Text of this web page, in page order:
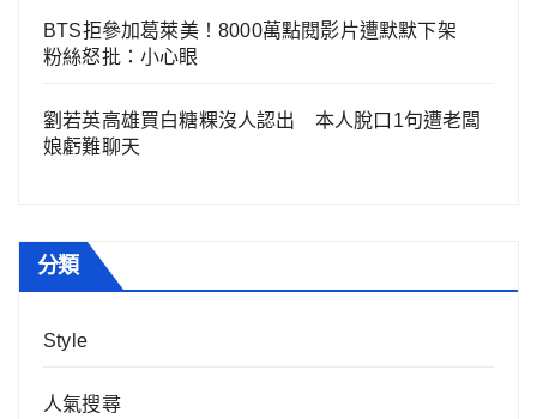
BTS拒參加葛萊美！8000萬點閱影片遭默默下架
粉絲怒批：小心眼
劉若英高雄買白糖粿沒人認出 本人脫口1句遭老闆
娘虧難聊天
分類
Style
人氣搜尋